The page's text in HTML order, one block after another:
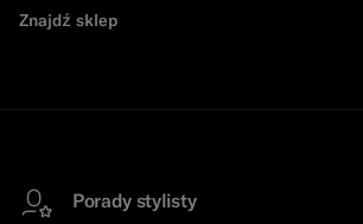
Znajdź sklep
Porady stylisty